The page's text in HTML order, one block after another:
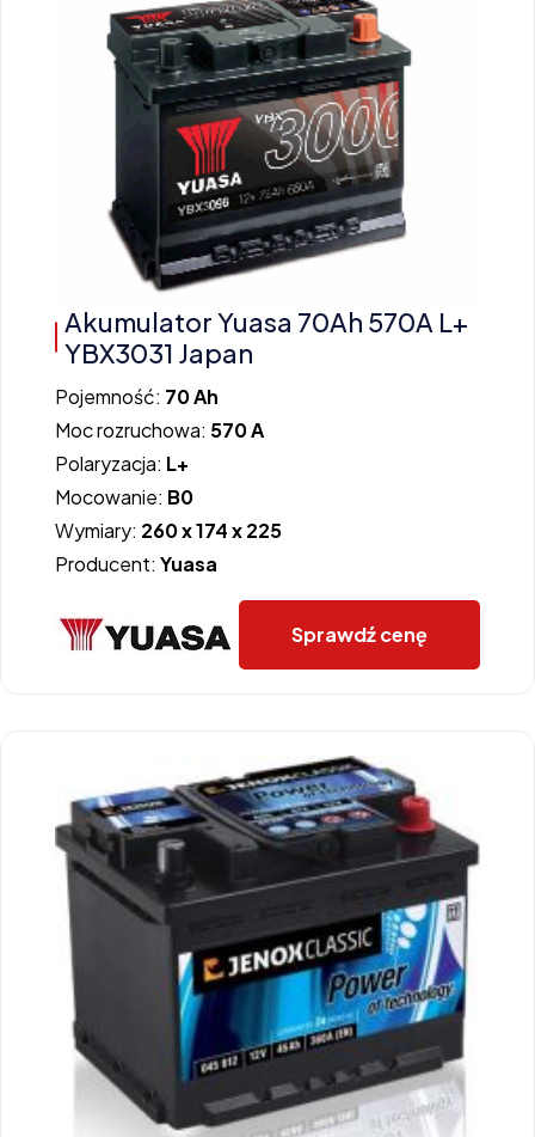
Akumulator Yuasa 70Ah 570A L+
YBX3031 Japan
Pojemność: 70 Ah
Moc rozruchowa: 570 A
Polaryzacja: L+
Mocowanie: B0
Wymiary: 260 x 174 x 225
Producent: Yuasa
Sprawdź cenę